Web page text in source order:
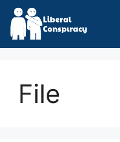
Skip
content
File